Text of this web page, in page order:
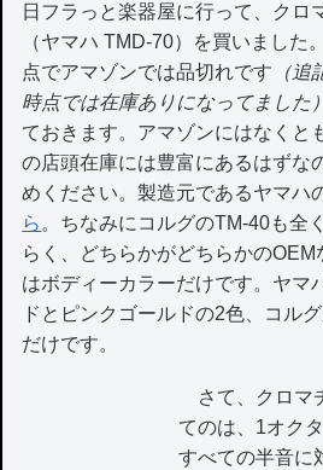
日フラっと楽器屋に行って、クロ
（ヤマハ TMD-70）を買いました
点でアマゾンでは品切れです （
時点では在庫ありになってました）
ておきます。アマゾンにはなくと
の店頭在庫には豊富にあるはずな
めください。製造元であるヤマハ
ら 。ちなみにコルグのTM-40も全
らく、どちらかがどちらかの
はボディーカラーだけです。ヤマ
ドとピンクゴールドの2色、コル
だけです。
さて、クロマ
てのは、1オク
すべての半音に